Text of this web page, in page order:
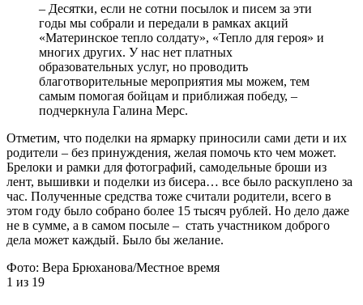
– Десятки, если не сотни посылок и писем за эти
годы мы собрали и передали в рамках акций
«Материнское тепло солдату», «Тепло для героя» и
многих других. У нас нет платных
образовательных услуг, но проводить
благотворительные мероприятия мы можем, тем
самым помогая бойцам и приближая победу, –
подчеркнула Галина Мерс.
Отметим, что поделки на ярмарку приносили сами дети и их
родители – без принуждения, желая помочь кто чем может.
Брелоки и рамки для фотографий, самодельные броши из
лент, вышивки и поделки из бисера… все было раскуплено за
час. Полученные средства тоже считали родители, всего в
этом году было собрано более 15 тысяч рублей. Но дело даже
не в сумме, а в самом посыле – стать участником доброго
дела может каждый. Было бы желание.
Фото: Вера Брюханова/Местное время
1 из 19